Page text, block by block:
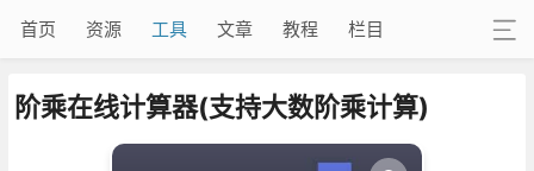
首页 资源 工具 文章 教程 栏目
阶乘在线计算器(支持大数阶乘计算)